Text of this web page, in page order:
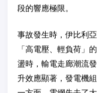
段的響應極限。
事故發生時，伊比利
「高電壓、輕負荷」
盪時，輸電走廊潮流
升效應顯著，發電機